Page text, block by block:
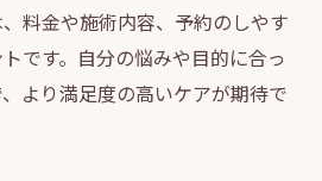
料金や施術内容、予約のしやす
です。自分の悩みや目的に合っ
より満足度の高いケアが期待で